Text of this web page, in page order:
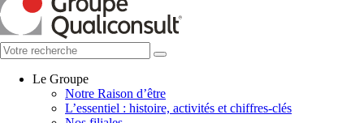
Le Groupe
Notre Raison d’être
L’essentiel : histoire, activités et chiffres-clés